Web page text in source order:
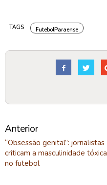
TAGS FutebolParaense
Anterior
“Obsessão genital”: jornalistas
criticam a masculinidade tóxica
no futebol